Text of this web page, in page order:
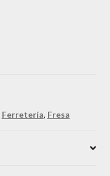
Ferretería, Fresa